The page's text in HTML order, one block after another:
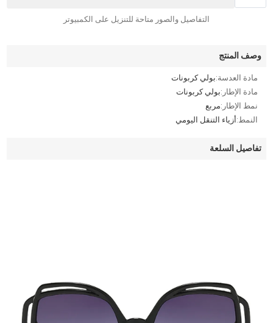
التفاصيل والصور متاحة للتنزيل على الكمبيوتر
وصف المنتج
مادة العدسة:بولي كربونات
مادة الإطار:بولي كربونات
نمط الإطار:مربع
النمط:أزياء التنقل اليومي
تفاصيل السلعة